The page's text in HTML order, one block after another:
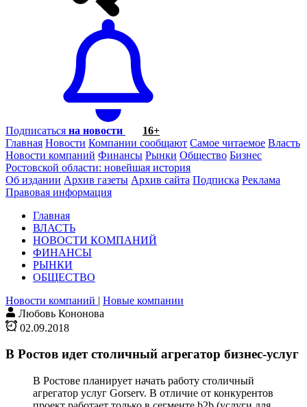
Подписаться на новости
16+
Главная Новости Компании сообщают Самое читаемое Власть
Новости компаний Финансы Рынки Общество Бизнес
Ростовской области: новейшая история
Об издании Архив газеты Архив сайта Подписка Реклама
Правовая информация
Главная
ВЛАСТЬ
НОВОСТИ КОМПАНИЙ
ФИНАНСЫ
РЫНКИ
ОБЩЕСТВО
Новости компаний | Новые компании
Любовь Кононова
02.09.2018
В Ростов идет столичный агрегатор бизнес-услуг
В Ростове планирует начать работу столичный
агрегатор услуг Gorserv. В отличие от конкурентов